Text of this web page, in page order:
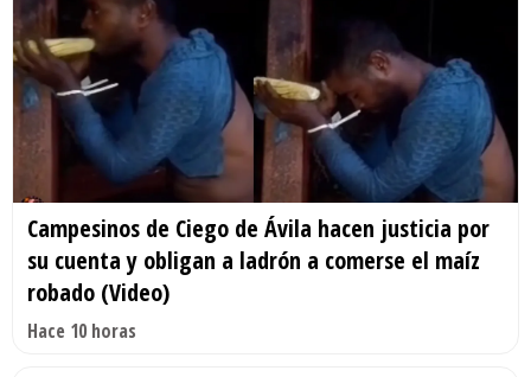
Campesinos de Ciego de Ávila hacen justicia por
su cuenta y obligan a ladrón a comerse el maíz
robado (Video)
Hace 10 horas